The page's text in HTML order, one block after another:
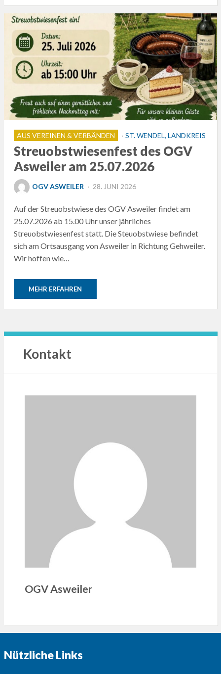
AUS VEREINEN & VERBÄNDEN ST. WENDEL, LANDKREIS
Streuobstwiesenfest des OGV
Asweiler am 25.07.2026
OGV ASWEILER
POSTED
28. JUNI 2026
Auf der Streuobstwiese des OGV Asweiler findet am
25.07.2026 ab 15.00 Uhr unser jährliches
Streuobstwiesenfest statt. Die Steuobstwiese befindet
sich am Ortsausgang von Asweiler in Richtung Gehweiler.
Wir hoffen wie…
MEHR ERFAHREN
Kontakt
OGV Asweiler
Nützliche Links